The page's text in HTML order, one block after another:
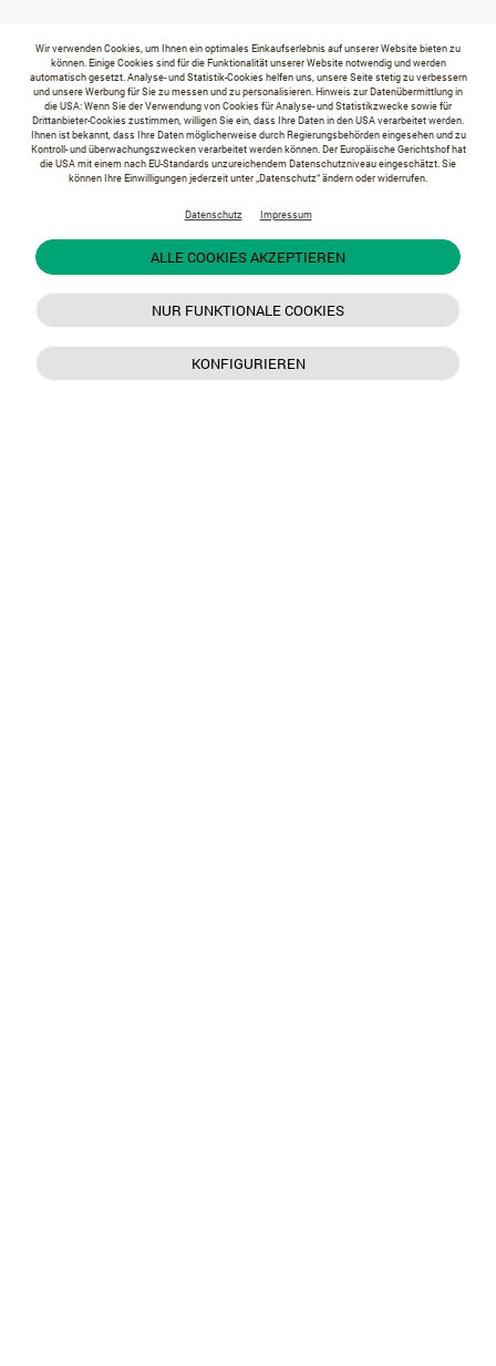
Wir verwenden Cookies, um Ihnen ein optimales Einkaufserlebnis auf unserer Website bieten zu
können. Einige Cookies sind für die Funktionalität unserer Website notwendig und werden
automatisch gesetzt. Analyse- und Statistik-Cookies helfen uns, unsere Seite stetig zu verbessern
und unsere Werbung für Sie zu messen und zu personalisieren. Hinweis zur Datenübermittlung in
die USA: Wenn Sie der Verwendung von Cookies für Analyse- und Statistikzwecke sowie für
Drittanbieter-Cookies zustimmen, willigen Sie ein, dass Ihre Daten in den USA verarbeitet werden.
Ihnen ist bekannt, dass Ihre Daten möglicherweise durch Regierungsbehörden eingesehen und zu
Kontroll- und überwachungszwecken verarbeitet werden können. Der Europäische Gerichtshof hat
die USA mit einem nach EU-Standards unzureichendem Datenschutzniveau eingeschätzt. Sie
können Ihre Einwilligungen jederzeit unter „Datenschutz“ ändern oder widerrufen.
Datenschutz Impressum
ALLE COOKIES AKZEPTIEREN
NUR FUNKTIONALE COOKIES
KONFIGURIEREN